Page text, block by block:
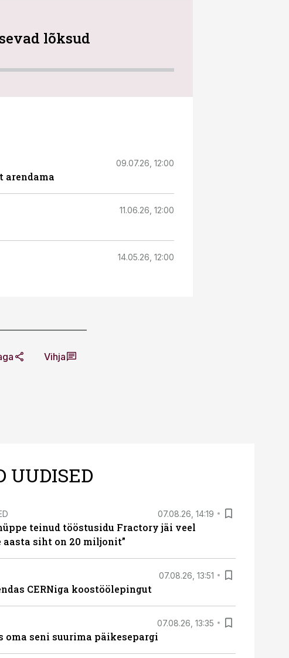
lõksud
09.07.26, 12:00
arendama
11.06.26, 12:00
14.05.26, 12:00
Vihja
UUDISED
07.08.26, 14:19
teinud tööstusidu Fractory jäi veel
aasta siht on 20 miljonit”
07.08.26, 13:51
CERNiga koostöölepingut
07.08.26, 13:35
oma seni suurima päikesepargi